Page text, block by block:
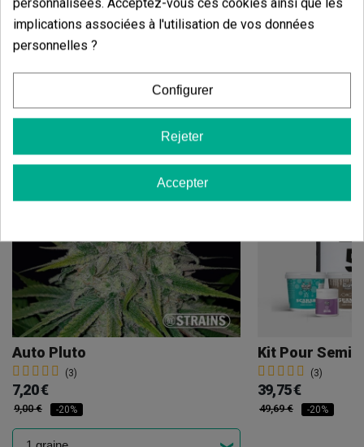
Vous aimerez aussi
Auto Pluto
(3)
7,20 €
9,00 € -20%
Kit Pour
(3)
39,75 €
49,69 € -20%
implications associées à l'utilisation de vos données
personnelles ?
Configurer
Rejeter
Accepter